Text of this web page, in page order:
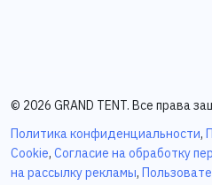
© 2026 GRAND TENT. Все права
Политика конфиденциальности,
Cookie, Согласие на обработку
на рассылку рекламы,